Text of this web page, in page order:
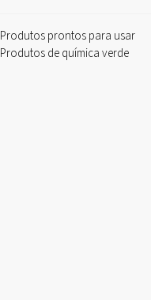
Produtos prontos para usar
Produtos de química verde